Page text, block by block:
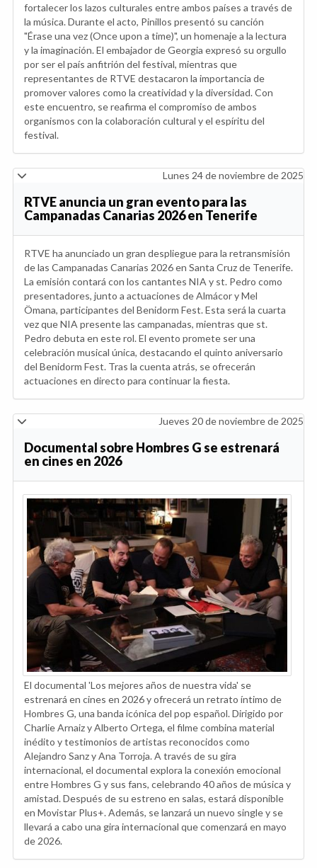
fortalecer los lazos culturales entre ambos países a través de
la música. Durante el acto, Pinillos presentó su canción
"Érase una vez (Once upon a time)", un homenaje a la lectura
y la imaginación. El embajador de Georgia expresó su orgullo
por ser el país anfitrión del festival, mientras que
representantes de RTVE destacaron la importancia de
promover valores como la creatividad y la diversidad. Con
este encuentro, se reafirma el compromiso de ambos
organismos con la colaboración cultural y el espíritu del
festival.
Lunes 24 de noviembre de 2025
RTVE anuncia un gran evento para las
Campanadas Canarias 2026 en Tenerife
RTVE ha anunciado un gran despliegue para la retransmisión
de las Campanadas Canarias 2026 en Santa Cruz de Tenerife.
La emisión contará con los cantantes NIA y st. Pedro como
presentadores, junto a actuaciones de Almácor y Mel
Ömana, participantes del Benidorm Fest. Esta será la cuarta
vez que NIA presente las campanadas, mientras que st.
Pedro debuta en este rol. El evento promete ser una
celebración musical única, destacando el quinto aniversario
del Benidorm Fest. Tras la cuenta atrás, se ofrecerán
actuaciones en directo para continuar la fiesta.
Jueves 20 de noviembre de 2025
Documental sobre Hombres G se estrenará
en cines en 2026
El documental 'Los mejores años de nuestra vida' se
estrenará en cines en 2026 y ofrecerá un retrato íntimo de
Hombres G, una banda icónica del pop español. Dirigido por
Charlie Arnaiz y Alberto Ortega, el filme combina material
inédito y testimonios de artistas reconocidos como
Alejandro Sanz y Ana Torroja. A través de su gira
internacional, el documental explora la conexión emocional
entre Hombres G y sus fans, celebrando 40 años de música y
amistad. Después de su estreno en salas, estará disponible
en Movistar Plus+. Además, se lanzará un nuevo single y se
llevará a cabo una gira internacional que comenzará en mayo
de 2026.